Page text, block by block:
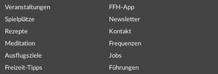
Veranstaltungen
Spielplätze
Rezepte
Meditation
Ausflugsziele
Freizeit-Tipps
FFH-App
Newsletter
Kontakt
Frequenzen
Jobs
Führungen